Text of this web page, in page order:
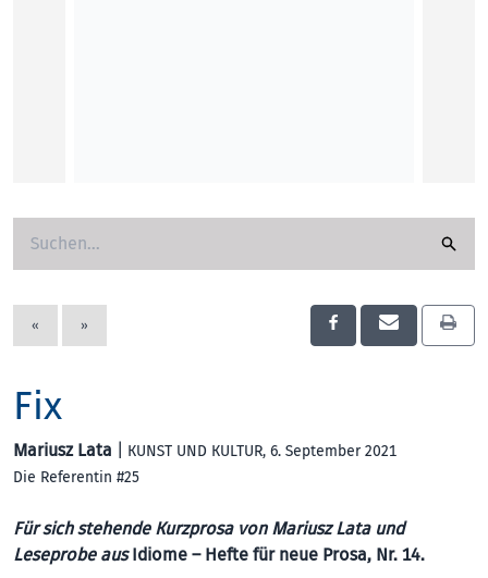
« »
Fix
Mariusz Lata KUNST UND KULTUR, 6. September 2021
Die Referentin #25
Für sich stehende Kurzprosa von Mariusz Lata und
Leseprobe ausIdiome – Hefte für neue Prosa, Nr. 14.